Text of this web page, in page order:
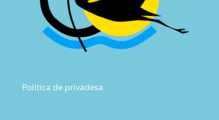
Política de privadesa